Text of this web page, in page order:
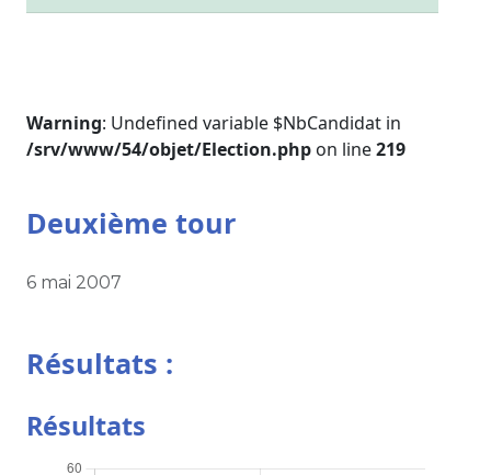
Warning: Undefined variable $NbCandidat in
/srv/www/54/objet/Election.php on line219
Deuxième tour
6 mai 2007
Résultats :
Résultats